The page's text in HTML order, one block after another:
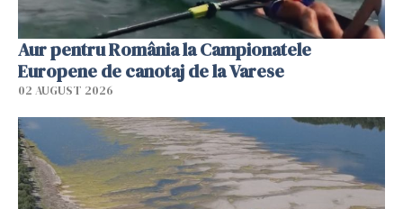
Aur pentru România la Campionatele
Europene de canotaj de la Varese
02 AUGUST 2026